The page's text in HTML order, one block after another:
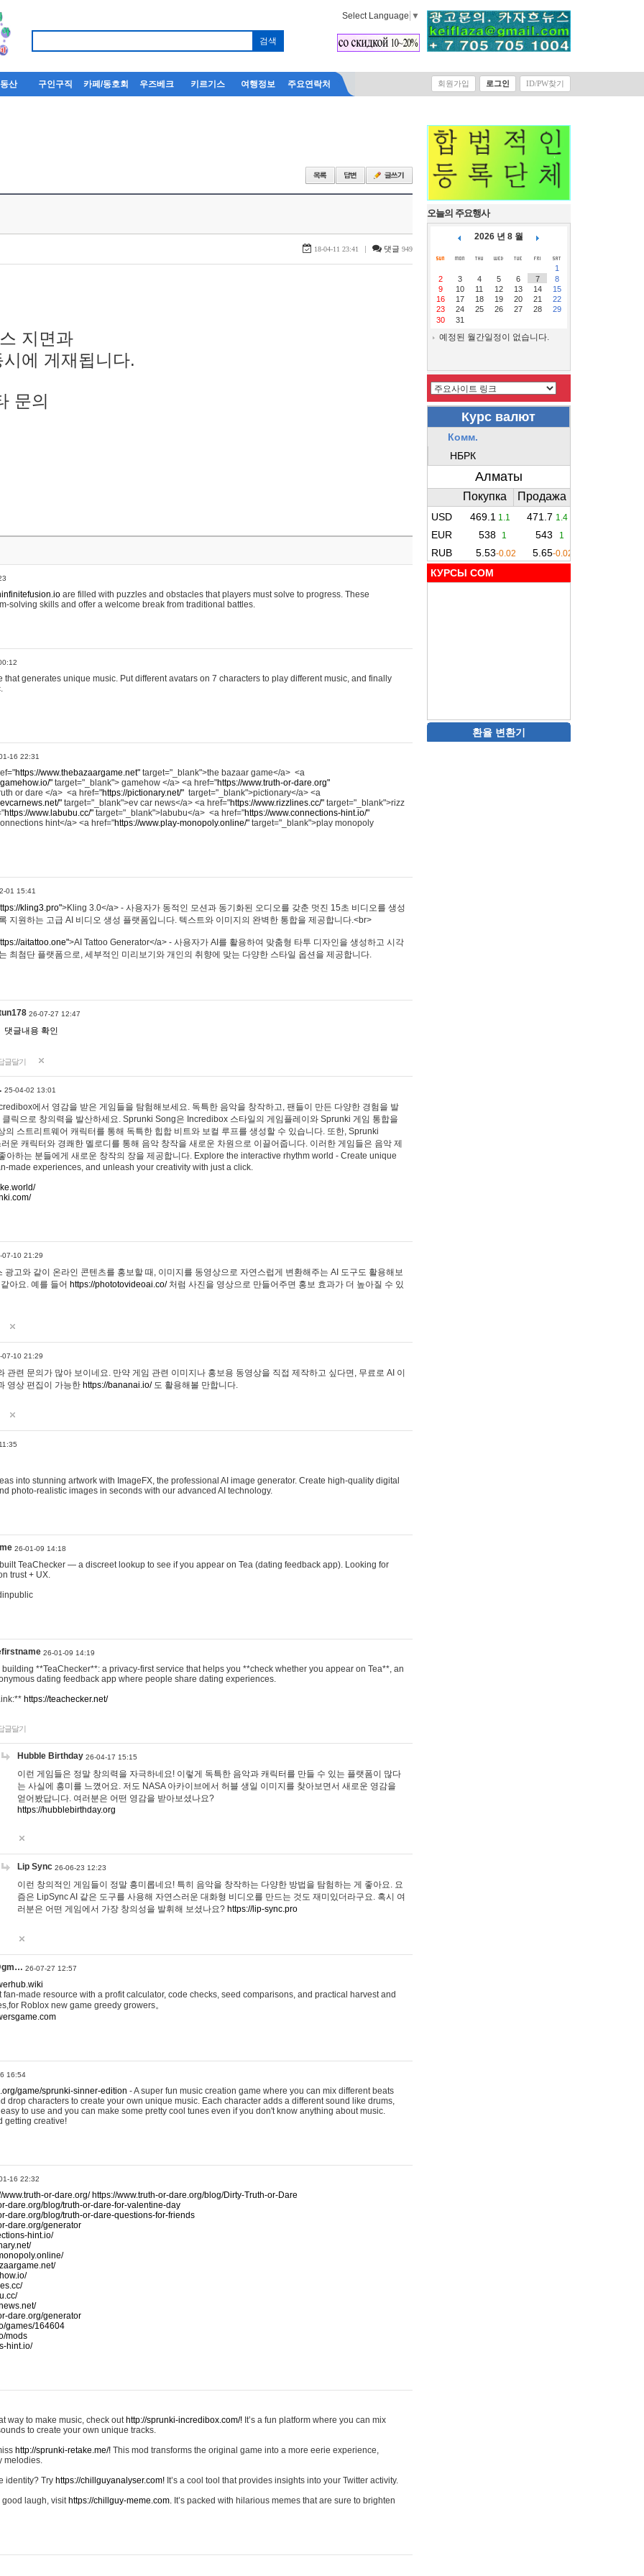
Select Language ▼
산 구인구직 카페/동호회 우즈베크 키르기스 여행정보 주요연락처 회원가입 로그인 ID/PW찾기
18-04-11 23:41 | 댓글 949
지면과
에 게재됩니다.
문의
are filled with puzzles and obstacles that players must solve to progress. These
solving skills and offer a welcome break from traditional battles.
that generates unique music. Put different avatars on 7 characters to play different music, and finally
16 22:31
https://www.thebazaargame.net" target="_blank">the bazaar game</a> <a
" target="_blank"> gamehow </a> <a href="https://www.truth-or-dare.org"
or dare </a> <a href="https://pictionary.net/" target="_blank">pictionary</a> <a
" target="_blank">ev car news</a> <a href="https://www.rizzlines.cc/" target="_blank">rizz
https://www.labubu.cc/" target="_blank">labubu</a> <a href="https://www.connections-hint.io/"
hint</a> <a href="https://www.play-monopoly.online/" target="_blank">play monopoly
01 15:41
kling3.pro">Kling 3.0</a> - 사용자가 동적인 모션과 동기화된 오디오를 갖춘 멋진 15초 비디오를 생성
지원하는 고급 AI 비디오 생성 플랫폼입니다. 텍스트와 이미지의 완벽한 통합을 제공합니다.<br>
aitattoo.one">AI Tattoo Generator</a> - 사용자가 AI를 활용하여 맞춤형 타투 디자인을 생성하고 시각
최첨단 플랫폼으로, 세부적인 미리보기와 개인의 취향에 맞는 다양한 스타일 옵션을 제공합니다.
26-07-27 12:47
댓글내용 확인
글달기
25-04-02 13:01
에서 영감을 받은 게임들을 탐험해보세요. 독특한 음악을 창작하고, 팬들이 만든 다양한 경험을 발
클릭으로 창의력을 발산하세요. Sprunki Song은 Incredibox 스타일의 게임플레이와 Sprunki 게임 통합을
의 스트리트웨어 캐릭터를 통해 독특한 힙합 비트와 보컬 루프를 생성할 수 있습니다. 또한, Sprunki
운 캐릭터와 경쾌한 멜로디를 통해 음악 창작을 새로운 차원으로 이끌어줍니다. 이러한 게임들은 음악 제
아하는 분들에게 새로운 창작의 장을 제공합니다. Explore the interactive rhythm world - Create unique
made experiences, and unleash your creativity with just a click.
07-10 21:29
광고와 같이 온라인 콘텐츠를 홍보할 때, 이미지를 동영상으로 자연스럽게 변환해주는 AI 도구도 활용해보
아요. 예를 들어 https://phototovideoai.co/처럼 사진을 영상으로 만들어주면 홍보 효과가 더 높아질 수 있
07-10 21:29
관련 문의가 많아 보이네요. 만약 게임 관련 이미지나 홍보용 동영상을 직접 제작하고 싶다면, 무료로 AI 이
영상 편집이 가능한 https://bananai.io/도 활용해볼 만합니다.
into stunning artwork with ImageFX, the professional AI image generator. Create high-quality digital
photo-realistic images in seconds with our advanced AI technology.
26-01-09 14:18
TeaChecker — a discreet lookup to see if you appear on Tea (dating feedback app). Looking for
trust + UX.
26-01-09 14:19
building **TeaChecker**: a privacy-first service that helps you **check whether you appear on Tea**, an
dating feedback app where people share dating experiences.
https://teachecker.net/
글달기
Hubble Birthday 26-04-17 15:15
이런 게임들은 정말 창의력을 자극하네요! 이렇게 독특한 음악과 캐릭터를 만들 수 있는 플랫폼이 많다
는 사실에 흥미를 느꼈어요. 저도 NASA 아카이브에서 허블 생일 이미지를 찾아보면서 새로운 영감을
얻어봤답니다. 여러분은 어떤 영감을 받아보셨나요?
https://hubblebirthday.org
Lip Sync 26-06-23 12:23
이런 창의적인 게임들이 정말 흥미롭네요! 특히 음악을 창작하는 다양한 방법을 탐험하는 게 좋아요. 요
즘은 LipSync AI 같은 도구를 사용해 자연스러운 대화형 비디오를 만드는 것도 재미있더라구요. 혹시 여
러분은 어떤 게임에서 가장 창의성을 발휘해 보셨나요? https://lip-sync.pro
26-07-27 12:57
made resource with a profit calculator, code checks, seed comparisons, and practical harvest and
Roblox new game greedy growers。
16:54
game/sprunki-sinner-edition - A super fun music creation game where you can mix different beats
drop characters to create your own unique music. Each character adds a different sound like drums,
to use and you can make some pretty cool tunes even if you don't know anything about music.
getting creative!
16 22:32
www.truth-or-dare.org/ https://www.truth-or-dare.org/blog/Dirty-Truth-or-Dare
dare.org/blog/truth-or-dare-for-valentine-day
dare.org/blog/truth-or-dare-questions-for-friends
dare.org/generator
hint.io/
dare.org/generator
games/164604
mods
hint.io/
way to make music, check out http://sprunki-incredibox.com/! It’s a fun platform where you can mix
to create your own unique tracks.
http://sprunki-retake.me/! This mod transforms the original game into a more eerie experience,
melodies.
identity? Try https://chillguyanalyser.com! It’s a cool tool that provides insights into your Twitter activity.
good laugh, visit https://chillguy-meme.com. It’s packed with hilarious memes that are sure to brighten
오늘의 주요행사
2026 년 8 월
1
2
3 4 5 6 7
8
9
10 11 12 13 14
15
16
17 18 19 20 21
22
23
24 25 26 27 28
29
30
31
예정된 월간일정이 없습니다.
КУРСЫ COM
환율 변환기